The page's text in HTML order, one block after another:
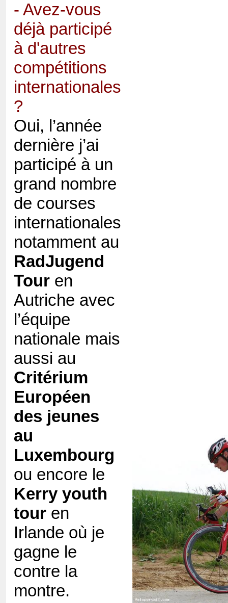
- Avez-vous
déjà participé
à d'autres
compétitions
internationales
?
Oui, l’année
dernière j’ai
participé à un
grand nombre
de courses
internationales
notamment au
RadJugend
Tour en
Autriche avec
l’équipe
nationale mais
aussi au
Critérium
Européen
des jeunes
au
Luxembourg
ou encore le
Kerry youth
tour en
Irlande où je
gagne le
contre la
montre.